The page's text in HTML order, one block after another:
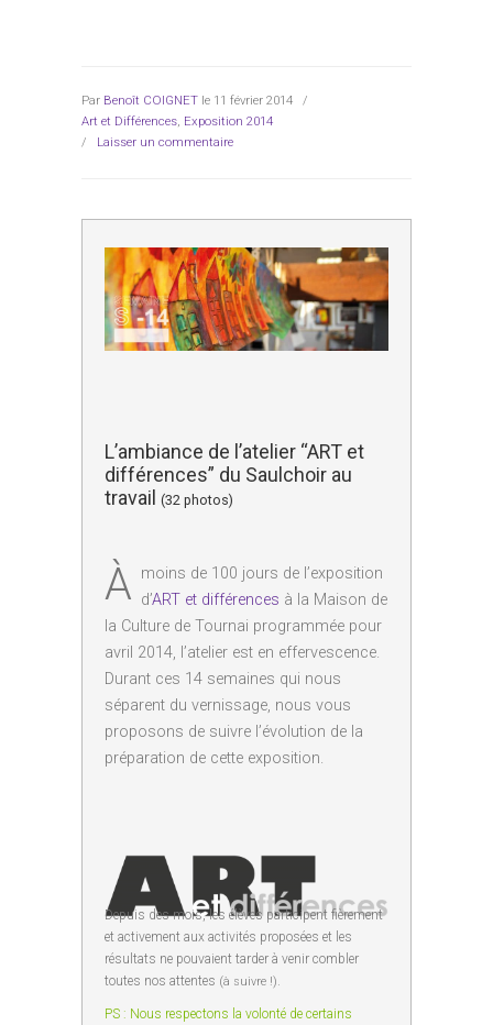
Par Benoît COIGNET le 11 février 2014
/
Art et Différences, Exposition 2014
/ Laisser un commentaire
L’ambiance de l’atelier “ART et
différences” du Saulchoir au
travail (32 photos)
À moins de 100 jours de l’exposition
d’ART et différences à la Maison de
la Culture de Tournai programmée pour
avril 2014, l’atelier est en effervescence.
Durant ces 14 semaines qui nous
séparent du vernissage, nous vous
proposons de suivre l’évolution de la
préparation de cette exposition.
Depuis des mois, les élèves participent fièrement
et activement aux activités proposées et les
résultats ne pouvaient tarder à venir combler
toutes nos attentes (à suivre !).
PS : Nous respectons la volonté de certains